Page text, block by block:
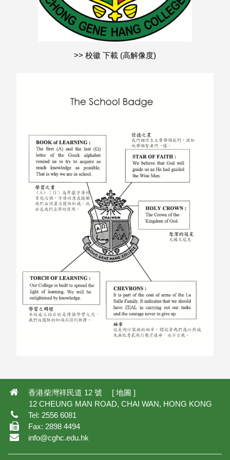
>> 校徽 下載 (高解像度)
香港柴灣祥民道 12 號 [ 地圖]
12 CHEUNG MAN ROAD, CHAI WAN, HONG KONG
Tel: 2556 6081
Fax: 2898 4494
info@cghc.edu.hk